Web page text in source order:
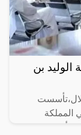
بن
المملكة